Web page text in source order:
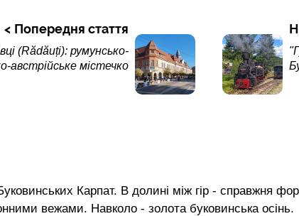
Попередня стаття
(Rădăuți): румунсько-
австрійське містечко
Карпат. В долині між гір - справжня
вежами. Навколо - золота буковинська осінь.